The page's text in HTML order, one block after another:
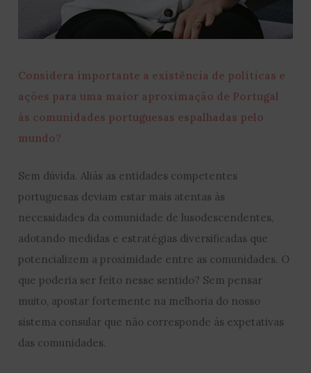
Considera importante a existência de políticas e
ações para uma maior aproximação de Portugal
às comunidades portuguesas espalhadas pelo
mundo?
Sem dúvida. Aliás as entidades competentes
portuguesas deviam estar mais atentas às
necessidades da comunidade de lusodescendentes,
adotando medidas e estratégias diversificadas que
potencializem a proximidade entre as comunidades. O
que poderia ser feito nesse sentido? Sem pensar
muito, apostar fortemente na melhoria do nosso
sistema consular que não corresponde às expetativas
das comunidades.